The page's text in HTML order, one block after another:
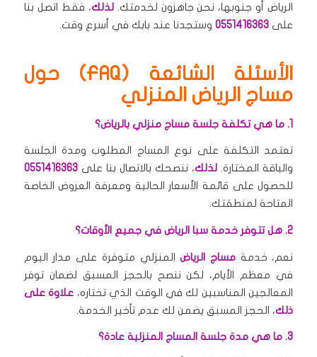
الرياض أو جنوبها، نحن جاهزون لخدمتك.لذلك، فقط اتصل بنا
على 0551416363وستجدنا عند بابك في أسرع وقت.
الأسئلة الشائعة (FAQ) حول
مساج الرياض المنزلي
1. ما هي تكلفة جلسة مساج منزلي بالرياض؟
تعتمد التكلفة على نوع المساج المطلوب ومدة الجلسة
والباقة المختارة. لذلك، ننصحك بالاتصال بنا على0551416363
للحصول على قائمة الأسعار الحالية ومعرفة العروض الخاصة
المتاحة لمنطقتك.
2. هل تتوفر خدمة سبا الرياض في جميع الأوقات؟
نعم، خدمةمساج الرياضالمنزلي متوفرة على مدار اليوم
في معظم الأيام، لكن ننصح بالحجز المسبق لضمان توفر
المعالجين المناسبين لك في الوقت الذي تختاره، علاوة على
ذلك، الحجز المسبق يضمن لك عدم تأخير الخدمة.
3. ما هي مدة جلسة المساج المنزلية عادة؟